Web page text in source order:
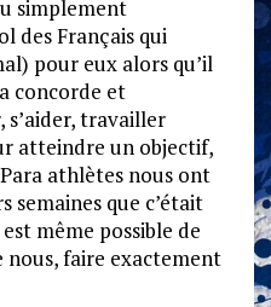
simplement
des Français qui
pour eux alors qu’il
concorde et
s’aider, travailler
atteindre un objectif,
athlètes nous ont
que c’était
même possible de
nous, faire exactement